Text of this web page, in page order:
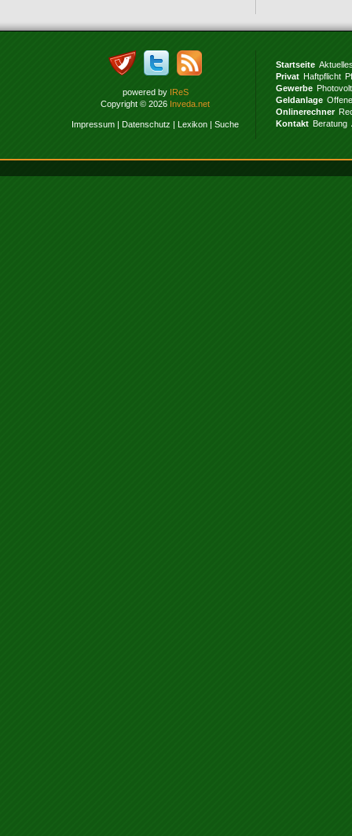
powered by IReS
Copyright © 2026 Inveda.net
Impressum | Datenschutz | Lexikon | Suche
Startseite
Privat Haftpflicht
Gewerbe
Geldanlage
Onlinerechner
Kontakt Beratung